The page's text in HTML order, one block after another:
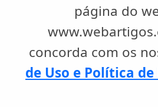
página do
concorda com os
de Uso e Política